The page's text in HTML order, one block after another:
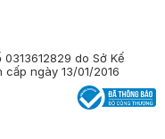
do Sở Kế
ngày 13/01/2016